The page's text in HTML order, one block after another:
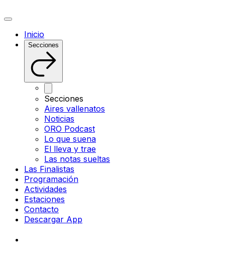
Inicio
Secciones
Secciones
Aires vallenatos
Noticias
ORO Podcast
Lo que suena
El lleva y trae
Las notas sueltas
Las Finalistas
Programación
Actividades
Estaciones
Contacto
Descargar App